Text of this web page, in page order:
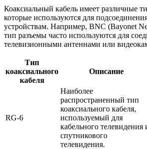
Коаксиальный кабель имеет различные
которые используются для
устройствам. Например, BNC (Bayonet
тип разъемы часто используются для
телевизионными антеннами или
Тип
коаксиального
кабеля
Описание
RG-6
Наиболее
распространенный тип
коаксиального кабеля,
используемый для
кабельного телевидения
спутникового
телевидения.